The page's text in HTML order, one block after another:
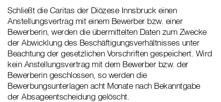
Schließt die Caritas der Diözese Innsbruck einen
Anstellungsvertrag mit einem Bewerber bzw. einer
Bewerberin, werden die übermittelten Daten zum Zwecke
der Abwicklung des Beschäftigungsverhältnisses unter
Beachtung der gesetzlichen Vorschriften gespeichert. Wird
kein Anstellungsvertrag mit dem Bewerber bzw. der
Bewerberin geschlossen, so werden die
Bewerbungsunterlagen acht Monate nach Bekanntgabe
der Absageentscheidung gelöscht.